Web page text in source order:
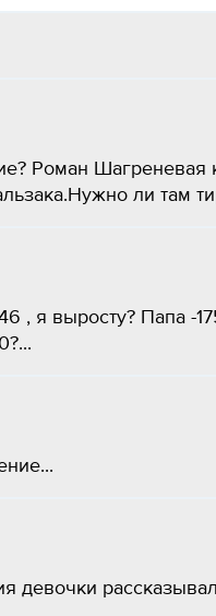
Роман
ли там
, я выросту? Папа -
девочки